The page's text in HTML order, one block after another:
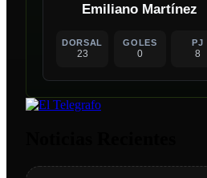
Emiliano Martínez
DORSAL
23
GOLES
0
PJ
8